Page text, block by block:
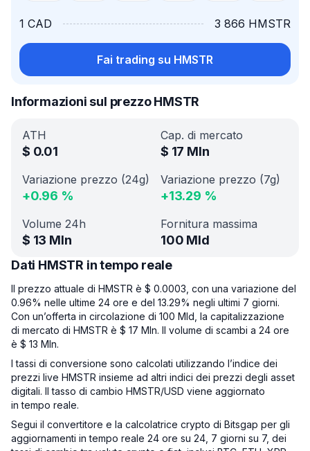
1 CAD 3 866 HMSTR
Fai trading su HMSTR
Informazioni sul prezzo HMSTR
ATH
$ 0.01
Cap. di mercato
$ 17 Mln
Variazione prezzo (24g)
+0.96 %
Variazione prezzo (7g)
+13.29 %
Volume 24h
$ 13 Mln
Fornitura massima
100 Mld
Dati HMSTR in tempo reale
Il prezzo attuale di HMSTR è $ 0.0003, con una variazione del
0.96% nelle ultime 24 ore e del 13.29% negli ultimi 7 giorni.
Con un’offerta in circolazione di 100 Mld, la capitalizzazione
di mercato di HMSTR è $ 17 Mln. Il volume di scambi a 24 ore
è $ 13 Mln.
I tassi di conversione sono calcolati utilizzando l’indice dei
prezzi live HMSTR insieme ad altri indici dei prezzi degli asset
digitali. Il tasso di cambio HMSTR/USD viene aggiornato
in tempo reale.
Segui il convertitore e la calcolatrice crypto di Bitsgap per gli
aggiornamenti in tempo reale 24 ore su 24, 7 giorni su 7, dei